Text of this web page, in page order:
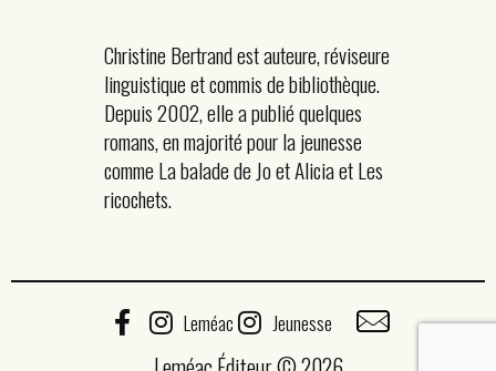
Christine Bertrand est auteure, réviseure
linguistique et commis de bibliothèque.
Depuis 2002, elle a publié quelques
romans, en majorité pour la jeunesse
comme La balade de Jo et Alicia et Les
ricochets.
Leméac Jeunesse